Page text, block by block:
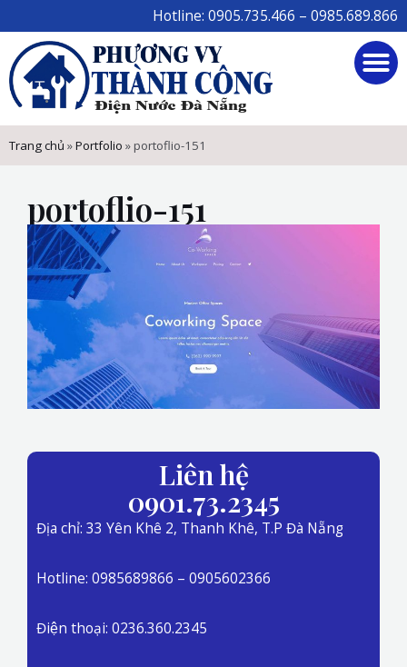
to
content
Hotline: 0905.735.466 – 0985.689.866
Trang chủ »Portfolio » portoflio-151
portoflio-151
Liên hệ
0901.73.2345
Địa chỉ: 33 Yên Khê 2, Thanh Khê, T.P Đà Nẵng
Hotline: 0985689866 – 0905602366
Điện thoại: 0236.360.2345